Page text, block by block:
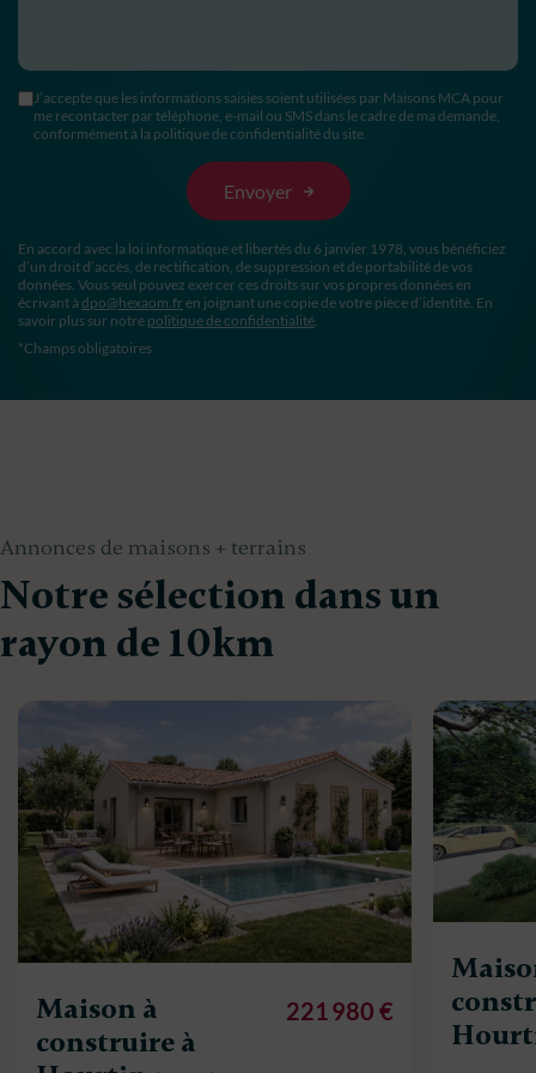
J’accepte que les informations saisies soient utilisées par Maisons MCA pour
me recontacter par téléphone, e-mail ou SMS dans le cadre de ma demande,
conformément à la politique de confidentialité du site.
En accord avec la loi informatique et libertés du 6 janvier 1978, vous bénéficiez
d’un droit d’accès, de rectification, de suppression et de portabilité de vos
données. Vous seul pouvez exercer ces droits sur vos propres données en
écrivant à dpo@hexaom.fr en joignant une copie de votre pièce d’identité. En
savoir plus sur notre politique de confidentialité.
*Champs obligatoires
Annonces de maisons + terrains
Notre sélection dans un
rayon de 10km
Maison à
construire à
221 980 €